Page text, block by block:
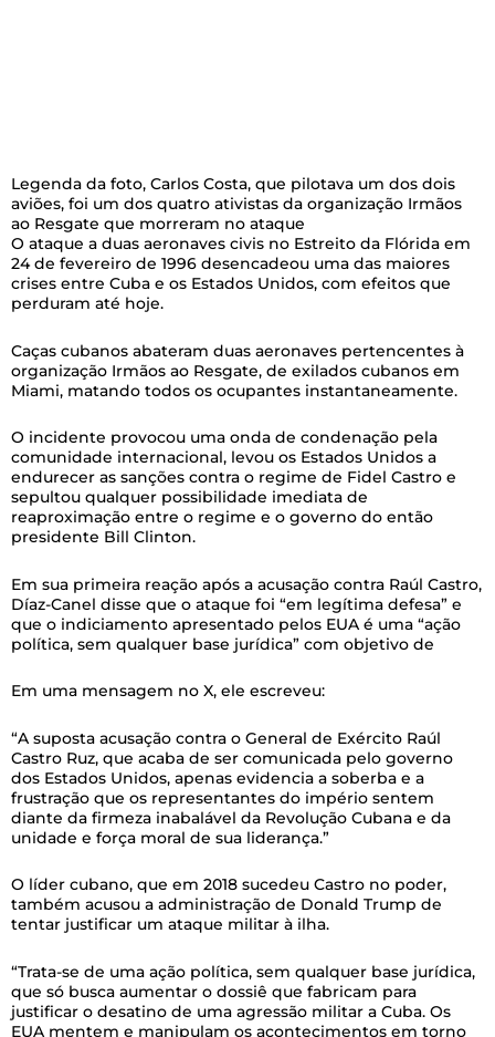
Legenda da foto, Carlos Costa, que pilotava um dos dois
aviões, foi um dos quatro ativistas da organização Irmãos
ao Resgate que morreram no ataque
O ataque a duas aeronaves civis no Estreito da Flórida em
24 de fevereiro de 1996 desencadeou uma das maiores
crises entre Cuba e os Estados Unidos, com efeitos que
perduram até hoje.
Caças cubanos abateram duas aeronaves pertencentes à
organização Irmãos ao Resgate, de exilados cubanos em
Miami, matando todos os ocupantes instantaneamente.
O incidente provocou uma onda de condenação pela
comunidade internacional, levou os Estados Unidos a
endurecer as sanções contra o regime de Fidel Castro e
sepultou qualquer possibilidade imediata de
reaproximação entre o regime e o governo do então
presidente Bill Clinton.
Em sua primeira reação após a acusação contra Raúl Castro,
Díaz-Canel disse que o ataque foi “em legítima defesa” e
que o indiciamento apresentado pelos EUA é uma “ação
política, sem qualquer base jurídica” com objetivo de
Em uma mensagem no X, ele escreveu:
“A suposta acusação contra o General de Exército Raúl
Castro Ruz, que acaba de ser comunicada pelo governo
dos Estados Unidos, apenas evidencia a soberba e a
frustração que os representantes do império sentem
diante da firmeza inabalável da Revolução Cubana e da
unidade e força moral de sua liderança.”
O líder cubano, que em 2018 sucedeu Castro no poder,
também acusou a administração de Donald Trump de
tentar justificar um ataque militar à ilha.
“Trata-se de uma ação política, sem qualquer base jurídica,
que só busca aumentar o dossiê que fabricam para
justificar o desatino de uma agressão militar a Cuba. Os
EUA mentem e manipulam os acontecimentos em torno